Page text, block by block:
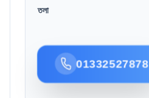
তলা
01332527878